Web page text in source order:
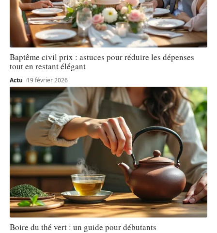
Baptême civil prix : astuces pour réduire les dépenses
tout en restant élégant
Actu 19 février 2026
Boire du thé vert : un guide pour débutants